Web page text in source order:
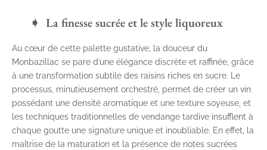
La finesse sucrée et le style liquoreux
Au cœur de cette palette gustative, la douceur du
Monbazillac se pare d’une élégance discrète et raffinée, grâce
à une transformation subtile des raisins riches en sucre. Le
processus, minutieusement orchestré, permet de créer un vin
possédant une densité aromatique et une texture soyeuse, et
les techniques traditionnelles de vendange tardive insufflent à
chaque goutte une signature unique et inoubliable. En effet, la
maîtrise de la maturation et la présence de notes sucrées